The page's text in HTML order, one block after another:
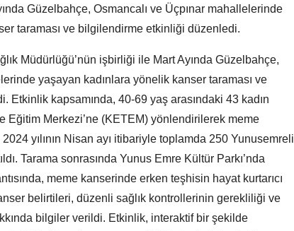
Güzelbahçe, Osmancalı ve Üçpınar mahallelerinde
taraması ve bilgilendirme etkinliği düzenledi.
Müdürlüğü’nün işbirliği ile Mart Ayında Güzelbahçe,
yaşayan kadınlara yönelik kanser taraması ve
Etkinlik kapsamında, 40-69 yaş arasındaki 43 kadın
Eğitim Merkezi’ne (KETEM) yönlendirilerek meme
yılının Nisan ayı itibariyle toplamda 250 Yunusemreli
Tarama sonrasında Yunus Emre Kültür Parkı’nda
meme kanserinde erken teşhisin hayat kurtarıcı
belirtileri, düzenli sağlık kontrollerinin gerekliliği ve
bilgiler verildi. Etkinlik, interaktif bir şekilde